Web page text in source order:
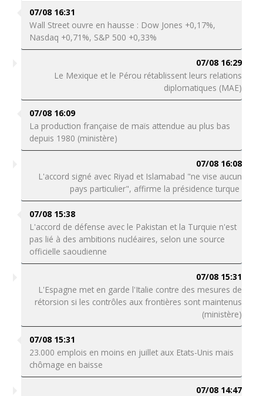
07/08 16:31
Wall Street ouvre en hausse : Dow Jones +0,17%,
Nasdaq +0,71%, S&P 500 +0,33%
07/08 16:29
Le Mexique et le Pérou rétablissent leurs relations
diplomatiques (MAE)
07/08 16:09
La production française de maïs attendue au plus bas
depuis 1980 (ministère)
07/08 16:08
L'accord signé avec Riyad et Islamabad "ne vise aucun
pays particulier", affirme la présidence turque
07/08 15:38
L'accord de défense avec le Pakistan et la Turquie n'est
pas lié à des ambitions nucléaires, selon une source
officielle saoudienne
07/08 15:31
L'Espagne met en garde l'Italie contre des mesures de
rétorsion si les contrôles aux frontières sont maintenus
(ministère)
07/08 15:31
23.000 emplois en moins en juillet aux Etats-Unis mais
chômage en baisse
07/08 14:47